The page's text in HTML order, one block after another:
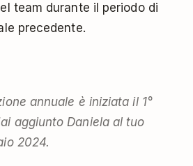
team durante il periodo di
precedente.
annuale è iniziata il 1°
aggiunto Daniela al tuo
2024.